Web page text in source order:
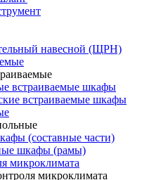
навесной (ЩРН)
встраиваемые шкафы
встраиваемые шкафы
(составные части)
шкафы (рамы)
микроклимата
микроклимата